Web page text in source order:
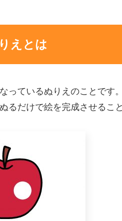
えとは
っているぬりえのことです。
るだけで絵を完成させるこ